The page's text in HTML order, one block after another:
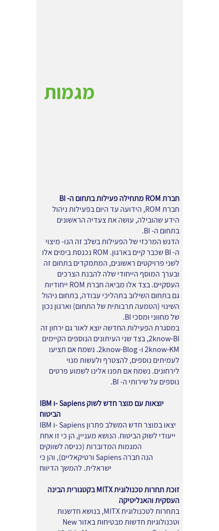
מגמות
חברת ROM מתחילה פעילות בתחום ה- BI
חברת ROM, הידועה עד היום בפעילות ניהול
הידע שהובילה, עושה את צעדיה הראשונים
בתחום ה- BI.
הדגש המרכזי של הפעילות בשלב זה הנו- מיצוי
ה- BI שכבר קיים בארגון. ROM נכנסת בימים אלו
לשני פרויקטים ראשונים, המתמקדים בתחום זה
ובערך המוסף הייחודי שלה להבנת הצרכים
העסקיים. בצד אלו מביאה חברת ROM ייחודיות
גם בתחום השילוב בתהליכי עבודה, בתחום ניהול
השינוי (הטמעה תרבותית של התחום) וארגון נכון
של מחווני ומסכי BI.
במסגרת הפעילות החדשה יוצא לאור גם ירחון זה
2know-BI, בצד שני העיתונים הנוספים הקיימים
2know-KM ו- 2know-Blog. נשמח אם תציעו
לעמיתים נוספים, להצטרף ולעשות מנוי
לירחונים. נשמח אם תפנו אלינו לשמוע פרטים
נוספים על שירותי ה- BI.
IBM ו- Sapiens יוצאות עם מוצר חדש לשוק
הביטוח
IBM ו- Sapiens יצאו במוצר חדש המשלב פתרון
ייעודי לשוק הביטוח. הנושא מעניין, הן כי זו אחת
המגמות המדוברות (כניסה לשווקים
ורטיקאליים), והן כי Sapiens הנה חברה
ישראלית. להמשך הדיווח
זוכת תחרות טכנולוגית MITX בקטגורית הבינה
העסקית והאנליטיקה
בתחרות לטכנולוגית MITX, בנושא חדשנות
וטכנולוגיות חדשות מבטיחות באזור New